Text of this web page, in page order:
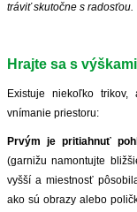
REKREAČNÉ OBJEKTY
GARÁŽE
BÝVANIE A REALITY
FINANCIE
O NÁS
INFO
REALITNÁ INZERCIA NA TRH.SK
CENNÍK REALITNEJ INZERCIE
ZVÝRAZNENIE REALITNÝCH
tráviť skutočne s radosťou.
Hrajte sa s výškami
Existuje niekoľko
vnímanie priestoru:
Prvým je pritiahnuť
(garnižu namontujte
vyšší a miestnosť
ako sú obrazy alebo